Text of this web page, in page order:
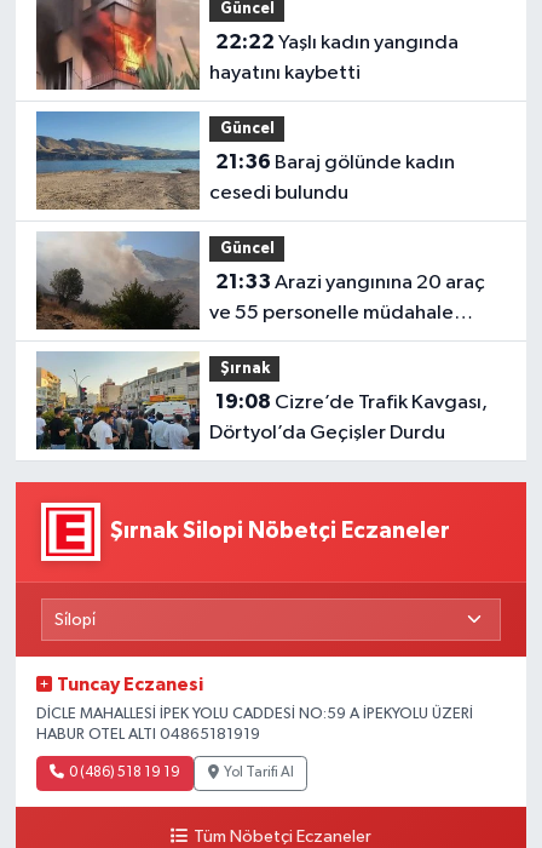
Güncel
22:22
hayatını kaybetti
Güncel
21:36
cesedi bulundu
Güncel
21:33
ve 55 personelle müdahale
sürüyor
Şırnak
19:08
Dörtyol’da Geçişler Durdu
Şırnak Silopi Nöbetçi Eczaneler
Tuncay Eczanesi
DİCLE MAHALLESİ İPEK YOLU CADDESİ NO:59 A İPEKYOLU ÜZERİ
HABUR OTEL ALTI 04865181919
0 (486) 518 19 19 Yol Tarifi Al
Tüm Nöbetçi Eczaneler